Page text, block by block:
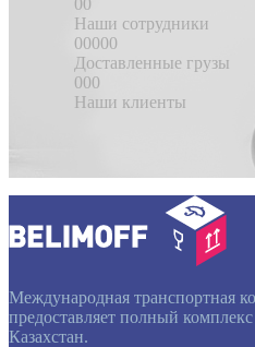
00
Наши сотрудники
00000
Доставленные грузы
000
Наши клиенты
Международная транспортная
предоставляет полный
Казахстан.